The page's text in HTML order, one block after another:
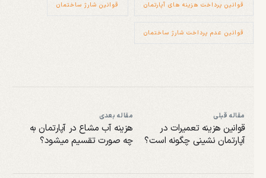
قوانین پرداخت هزینه های آپارتمان قوانین شارژ ساختمان
قوانین عدم پرداخت شارژ ساختمان
مقاله قبلی
قوانین هزینه تعمیرات در
آپارتمان نشینی چگونه است؟
مقاله بعدی
هزینه آب مشاع در آپارتمان به
چه صورت تقسیم میشود؟